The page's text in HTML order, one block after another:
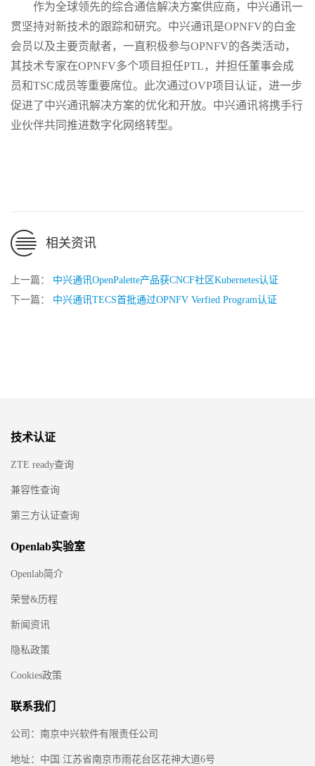
作为全球领先的综合通信解决方案供应商，中兴通讯一
贯坚持对新技术的跟踪和研究。中兴通讯是OPNFV的白金
会员以及主要贡献者，一直积极参与OPNFV的各类活动，
其技术专家在OPNFV多个项目担任PTL，并担任董事会成
员和TSC成员等重要席位。此次通过OVP项目认证，进一步
促进了中兴通讯解决方案的优化和开放。中兴通讯将携手行
业伙伴共同推进数字化网络转型。
相关资讯
上一篇： 中兴通讯OpenPalette产品获CNCF社区Kubernetes认证
下一篇： 中兴通讯TECS首批通过OPNFV Verfied Program认证
技术认证
ZTE ready查询
兼容性查询
第三方认证查询
Openlab实验室
Openlab简介
荣誉&历程
新闻资讯
隐私政策
Cookies政策
联系我们
公司：南京中兴软件有限责任公司
地址：中国.江苏省南京市雨花台区花神大道6号